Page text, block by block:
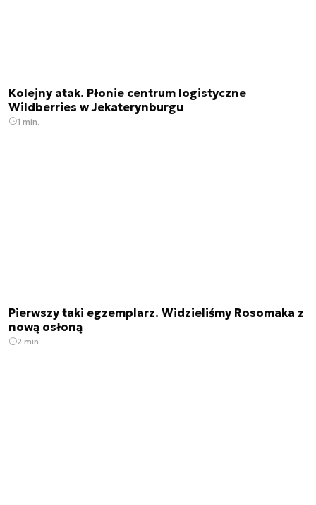
Kolejny atak. Płonie centrum logistyczne
Wildberries w Jekaterynburgu
1 min.
Pierwszy taki egzemplarz. Widzieliśmy Rosomaka z
nową osłoną
2 min.